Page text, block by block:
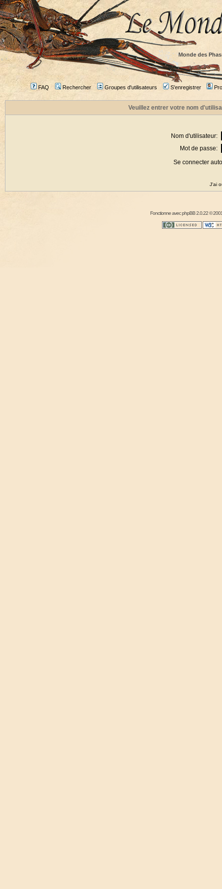
Monde des
FAQ Rechercher Groupes d'utilisateurs S'enregistrer
Veuillez entrer votre nom
Nom d'utilisateur:
Mot de passe:
Se connecter
J'ai
Fonctionne avecphpBB2.0.22 ©